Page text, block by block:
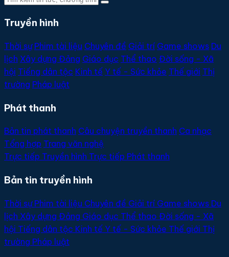
Truyền hình
Thời sự Phim tài liệu Chuyên đề Giải trí Game shows Du
lịch Xây dựng Đảng Giáo dục Thể thao Đời sống - Xã
hội Tiếng dân tộc Kinh tế Y tế - Sức khỏe Thế giới Thị
trường Pháp luật
Phát thanh
Bản tin phát thanh Câu chuyện truyền thanh Ca nhạc
Tổng hợp Trang văn nghệ
Trực tiếp Truyền hình Trực tiếp Phát thanh
Bản tin truyền hình
Thời sự Phim tài liệu Chuyên đề Giải trí Game shows Du
lịch Xây dựng Đảng Giáo dục Thể thao Đời sống - Xã
hội Tiếng dân tộc Kinh tế Y tế - Sức khỏe Thế giới Thị
trường Pháp luật